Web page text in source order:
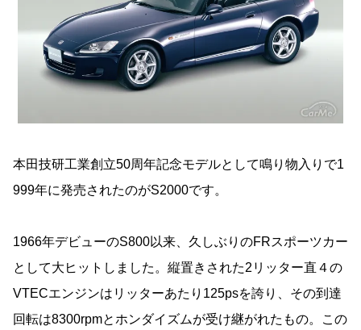
本田技研工業創立50周年記念モデルとして鳴り物入りで1
999年に発売されたのがS2000です。
1966年デビューのS800以来、久しぶりのFRスポーツカー
として大ヒットしました。縦置きされた2リッター直４の
VTECエンジンはリッターあたり125psを誇り、その到達
回転は8300rpmとホンダイズムが受け継がれたもの。この